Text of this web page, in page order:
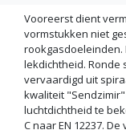
Vooreerst dient
vormstukken niet
rookgasdoeleinden.
lekdichtheid. Ronde
vervaardigd uit
kwaliteit
luchtdichtheid te
C naar EN 12237.